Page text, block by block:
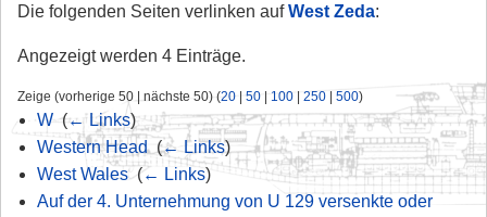
Die folgenden Seiten verlinken aufWest Zeda:
Angezeigt werden 4 Einträge.
Zeige (vorherige 50 | nächste 50) (20 | 50 | 100 | 250 | 500)
W‎(← Links)
Western Head‎ (← Links)
West Wales‎(← Links)
Auf der 4. Unternehmung von U 129 versenkte oder